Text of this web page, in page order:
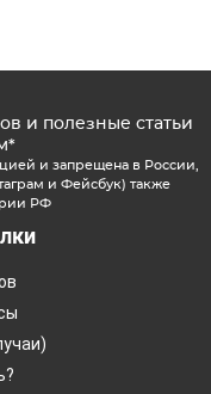
и полезные статьи
и запрещена в России,
и Фейсбук) также
РФ